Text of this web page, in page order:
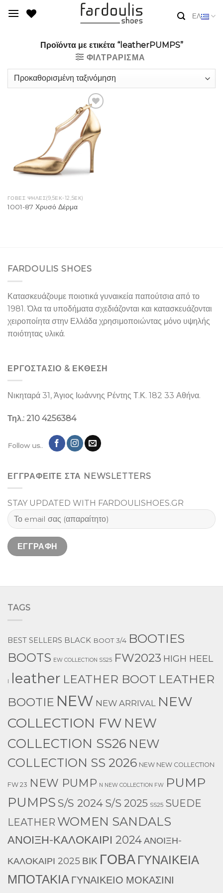
ΕΛ
Προϊόντα με ετικέτα “leatherPUMPS”
ΦΙΛΤΡΆΡΙΣΜΑ
Add to
Wishlist
ΓΟΒΕΣ ΨΗΛΕΣ(9,5ΕΚ-12,5ΕΚ)
1001-87 Χρυσό Δέρμα
FARDOULIS SHOES
Κατασκευάζουμε ποιοτικά γυναικεία παπούτσια από το
1981. Όλα τα υποδήματα σχεδιάζονται και κατασκευάζονται
χειροποίητα στην Ελλάδα χρησιμοποιώντας μόνο υψηλής
ποιότητας υλικά.
ΕΡΓΟΣΤΑΣΙΌ & ΕΚΘΕΣΉ
Νικηταρά 31, Άγιος Ιωάννης Ρέντης Τ.Κ. 182 33 Αθήνα.
Τηλ.: 210 4256384
Follow us..
ΕΓΓΡΑΦΕΙΤΕ ΣΤΑ NEWSLETTERS
STAY UPDATED WITH FARDOULISHOES.GR
TAGS
BEST SELLERS BLACK BOOT 3/4 BOOTIES
BOOTS EW COLLECTION SS25 FW2023 HIGH HEEL
l leather LEATHER BOOT LEATHER
BOOTIE NEW NEW ARRIVAL
NEW
COLLECTION FW NEW
COLLECTION SS26 NEW
COLLECTION SS 2026 NEW NEW COLLECTION
FW 23 NEW PUMP N NEW COLLECTION FW PUMP
PUMPS S/S 2024 S/S 2025 SS25 SUEDE
LEATHER WOMEN SANDALS
ΑΝΟΙΞΗ-ΚΑΛΟΚΑΙΡΙ 2024ΑΝΟΙΞΗ-
ΚΑΛΟΚΑΙΡΙ 2025 ΒΙΚ ΓΟΒΑ ΓΥΝΑΙΚΕΙΑ
ΜΠΟΤΑΚΙΑ ΓΥΝΑΙΚΕΙΟ ΜΟΚΑΣΙΝΙ